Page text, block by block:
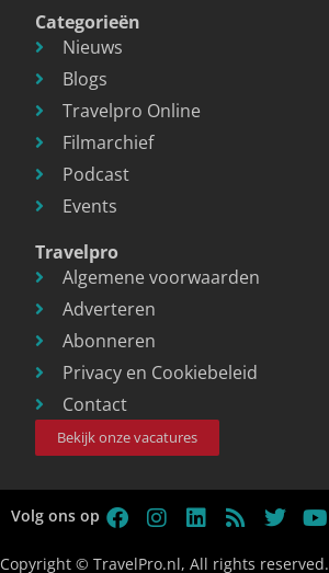
Categorieën
Nieuws
Blogs
Travelpro Online
Filmarchief
Podcast
Events
Travelpro
Algemene voorwaarden
Adverteren
Abonneren
Privacy en Cookiebeleid
Contact
Bekijk onze vacatures
Volg ons op
Copyright © TravelPro.nl, All rights reserved.